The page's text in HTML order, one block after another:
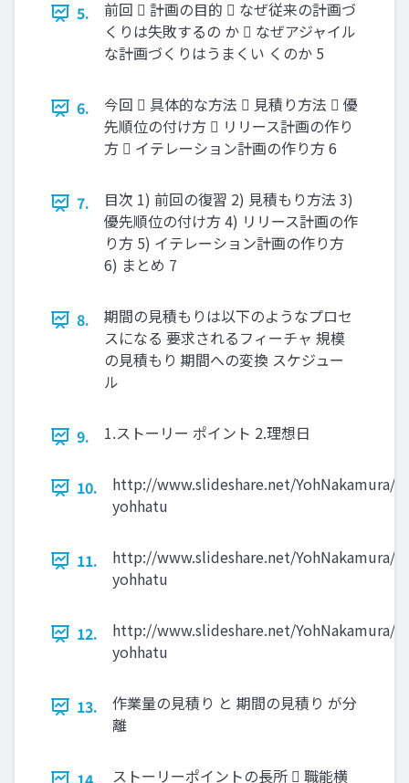
5.
前回  計画の目的  なぜ従来の計画づ
くりは失敗するの か  なぜアジャイル
な計画づくりはうまくい くのか 5
6.
今回  具体的な方法  見積り方法  優
先順位の付け方  リリース計画の作り
方  イテレーション計画の作り方 6
7.
目次 1) 前回の復習 2) 見積もり方法 3)
優先順位の付け方 4) リリース計画の作
り方 5) イテレーション計画の作り方
6) まとめ 7
8.
期間の見積もりは以下のようなプロセ
スになる 要求されるフィーチャ 規模
の見積もり 期間への変換 スケジュー
ル
9. 1.ストーリー ポイント 2.理想日
10.
http://www.slideshare.net/YohNakamura/
yohhatu
11.
http://www.slideshare.net/YohNakamura/
yohhatu
12.
http://www.slideshare.net/YohNakamura/
yohhatu
13.
作業量の見積り と 期間の見積り が分
離
ストーリーポイントの長所  職能横